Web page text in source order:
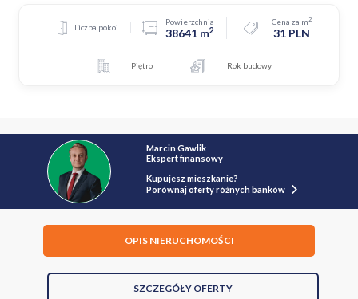
Liczba pokoi
Powierzchnia
38641 m2
Cena za m2
31 PLN
Piętro Rok budowy
Marcin Gawlik
Ekspert finansowy
Kupujesz mieszkanie?
Porównaj oferty różnych banków
OPIS NIERUCHOMOŚCI
SZCZEGÓŁY OFERTY